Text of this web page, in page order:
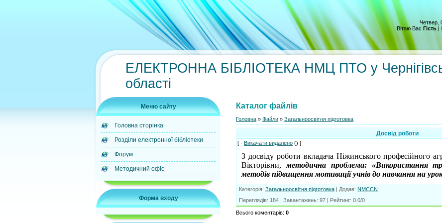
Четвер,
Вітаю Вас Гість |
ЕЛЕКТРОННА БІБЛІОТЕКА НМЦ ПТО у
області
Меню сайту
Головна сторінка
Розділи електронної бібліотеки
Форум
Методичний офіс
Форма входу
Каталог файлів
Головна » Файли » Загальноосвітня підготовка
Досвід роботи
[ · Викачати видалено () ]
З досвіду роботи вкладача Ніжинського професійного
Вікторівни, методична проблема: «Використання
методів підвищення мотивації учнів до навчання на
Категорія: Загальноосвітня підготовка Додав: NMCCN
Переглядів: 184 Завантажень: 97 Рейтинг: 0.0/0
Всього коментарів: 0